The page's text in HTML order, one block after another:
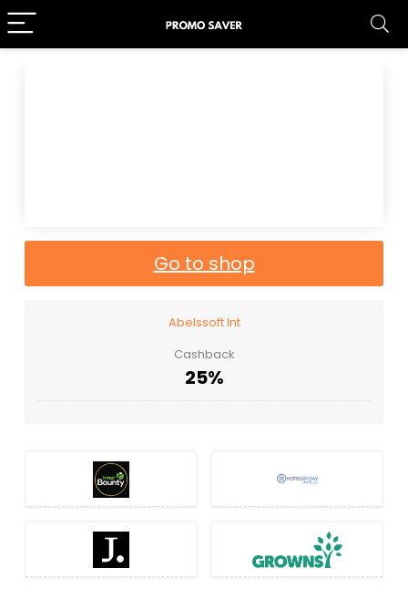
Go to shop
Abelssoft Int
Cashback
25%